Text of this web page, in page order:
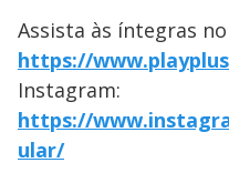
Assista às íntegras no
https://
Instagram:
https://
ular/